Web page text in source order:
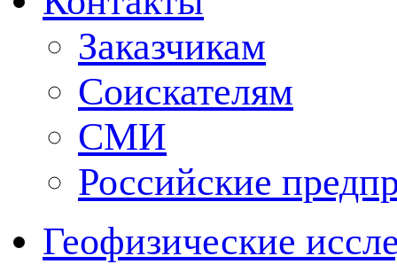
Заказчикам
Соискателям
СМИ
Российские
Геофизические